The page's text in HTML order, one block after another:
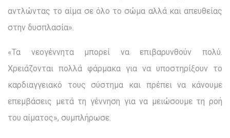
αντλώντας το αίμα σε όλο το σώμα αλλά και απευθείας
στην δυσπλασία».
«Τα νεογέννητα μπορεί να επιβαρυνθούν πολύ.
Χρειάζονται πολλά φάρμακα για να υποστηρίξουν το
καρδιαγγειακό τους σύστημα και πρέπει να κάνουμε
επεμβάσεις μετά τη γέννηση για να μειώσουμε τη ροή
του αίματος», συμπλήρωσε.